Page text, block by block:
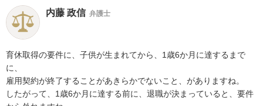
内藤 政信 弁護士
育休取得の要件に、子供が生まれてから、1歳6か月に達するまで
に、
雇用契約が終了することがあきらかでないこと、がありますね。
したがって、1歳6か月に達する前に、退職が決まっていると、要件